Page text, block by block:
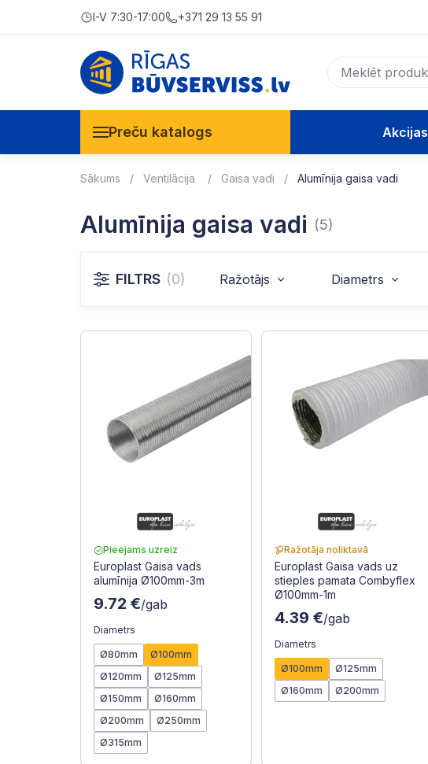
I-V 7:30-17:00 +371 29 13 55 91
Preču katalogs Akcijas
Sākums Ventilācija Gaisa vadi Alumīnija gaisa vadi
Alumīnija gaisa vadi (5)
FILTRS (0) Ražotājs Diametrs
Pieejams uzreiz
Europlast Gaisa vads
alumīnija Ø100mm-3m
9.72 €/gab
Diametrs
Ø80mm
Ø100mm
Ø120mm
Ø125mm
Ø150mm
Ø160mm
Ø200mm
Ø250mm
Ø315mm
Ražotāja noliktavā
Europlast Gaisa vads uz
stieples pamata Combyflex
Ø100mm-1m
4.39 €/gab
Diametrs
Ø100mm
Ø125mm
Ø160mm
Ø200mm